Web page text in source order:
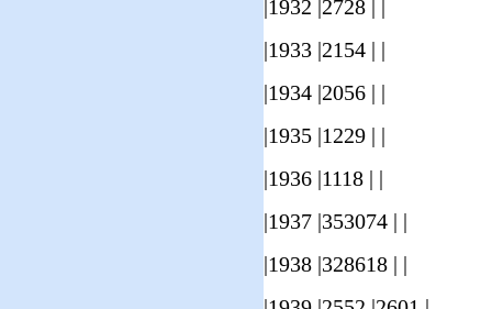
|1932 |2728 | |
|1933 |2154 | |
|1934 |2056 | |
|1935 |1229 | |
|1936 |1118 | |
|1937 |353074 | |
|1938 |328618 | |